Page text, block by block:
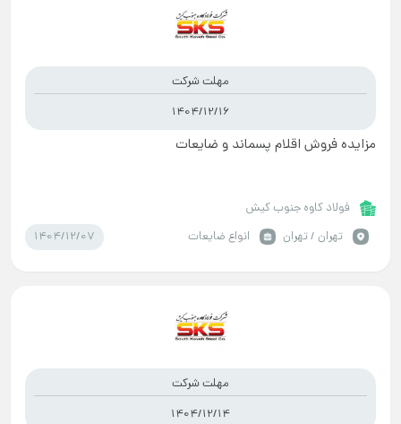
مهلت شرکت
1404/12/16
مزایده فروش اقلام پسماند و ضایعات
فولاد کاوه جنوب کیش
تهران / تهران
انواع ضایعات 1404/12/07
مهلت شرکت
1404/12/14